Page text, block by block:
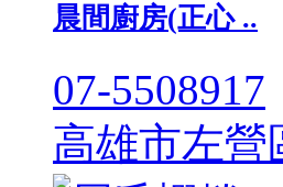
晨間廚房(正心 ..
07-5508917
高雄市左營